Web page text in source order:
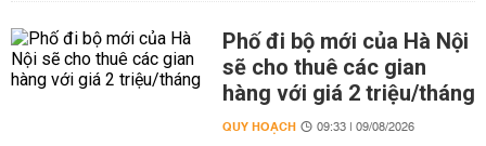
Phố đi bộ mới của Hà Nội
sẽ cho thuê các gian
hàng với giá 2 triệu/tháng
QUY HOẠCH 09:33 | 09/08/2026